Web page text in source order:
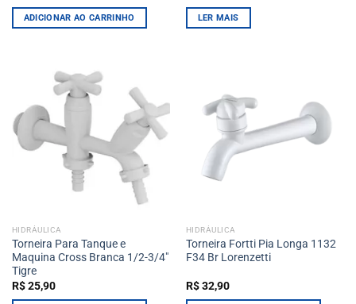
ADICIONAR AO CARRINHO LER MAIS
HIDRÁULICA
Torneira Para Tanque e
Maquina Cross Branca 1/2-3/4″
Tigre
R$25,90
HIDRÁULICA
Torneira Fortti Pia Longa 1132
F34 Br Lorenzetti
R$32,90